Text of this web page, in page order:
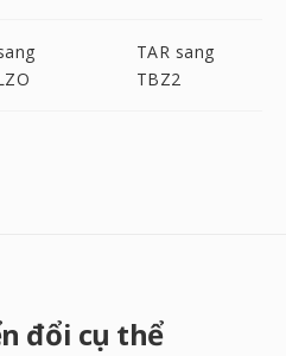
TAR sang
TBZ2
đổi cụ thể